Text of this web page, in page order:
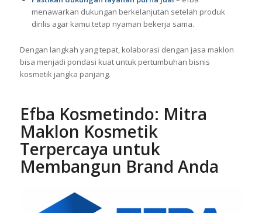
Sesuaikan dengan anggaran dan target pasar brand
kamu.
menawarkan dukungan berkelanjutan setelah produk
dirilis agar kamu tetap nyaman bekerja sama.
kosmetik jangka panjang.
Efba Kosmetindo: Mitra
Maklon Kosmetik
Terpercaya untuk
Membangun Brand Anda